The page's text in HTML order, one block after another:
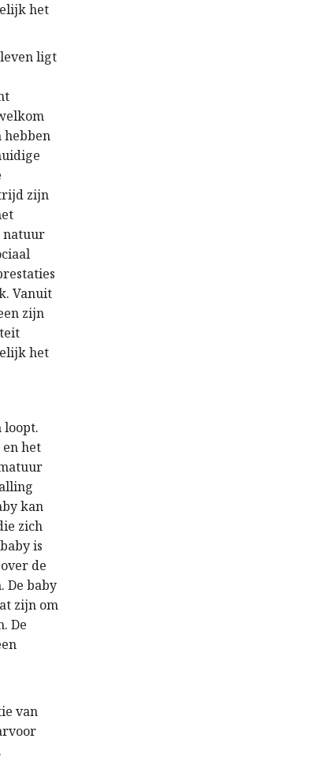
het
ligt
hebben
zijn
natuur
Vanuit
zijn
het
loopt.
het
kan
zich
is
de
De baby
zijn om
De
van